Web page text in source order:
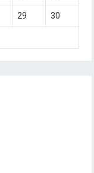
29 30